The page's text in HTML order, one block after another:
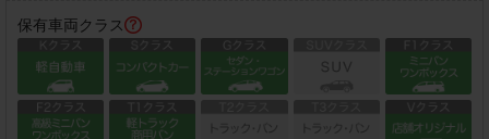
保有車両クラス